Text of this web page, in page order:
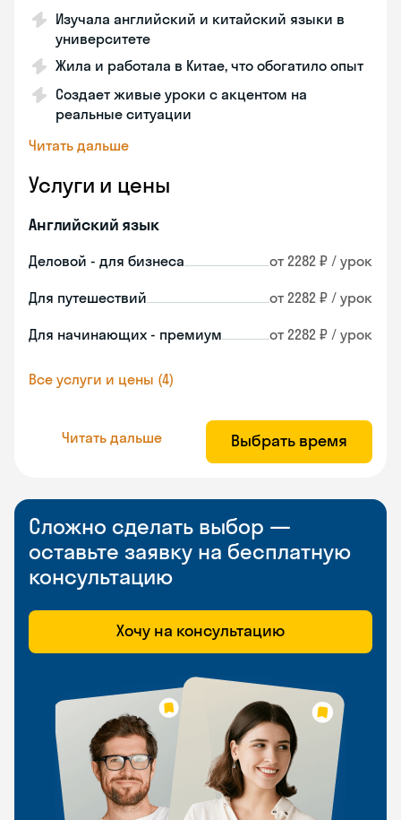
Изучала английский и китайский языки в
университете
Жила и работала в Китае, что обогатило опыт
Создает живые уроки с акцентом на
реальные ситуации
Читать дальше
Услуги и цены
Английский язык
Деловой - для бизнеса от 2282 ₽ / урок
Для путешествий от 2282 ₽ / урок
Для начинающих - премиум от 2282 ₽ / урок
Все услуги и цены (4)
Читать дальше Выбрать время
Сложно сделать выбор —
оставьте заявку на бесплатную
консультацию
Хочу на консультацию